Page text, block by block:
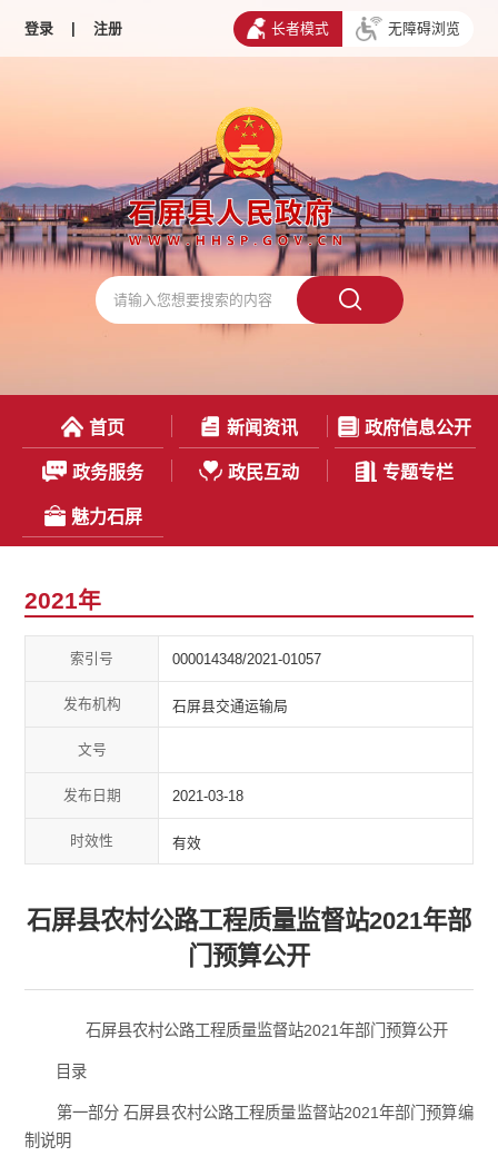
登录 | 注册 长者模式 无障碍浏览
首页 新闻资讯 政府信息公开
政务服务 政民互动 专题专栏
魅力石屏
2021年
索引号 000014348/2021-01057
发布机构 石屏县交通运输局
文号
发布日期 2021-03-18
时效性 有效
石屏县农村公路工程质量监督站2021年部
门预算公开
石屏县农村公路工程质量监督站2021年部门预算公开
目录
第一部分 石屏县农村公路工程质量监督站2021年部门预算编
制说明